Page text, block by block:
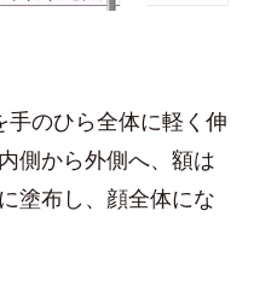
のひら全体に軽く伸
側から外側へ、額は
塗布し、顔全体にな